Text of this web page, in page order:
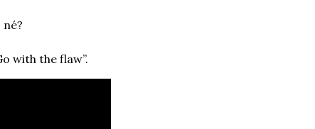
with the flaw”.